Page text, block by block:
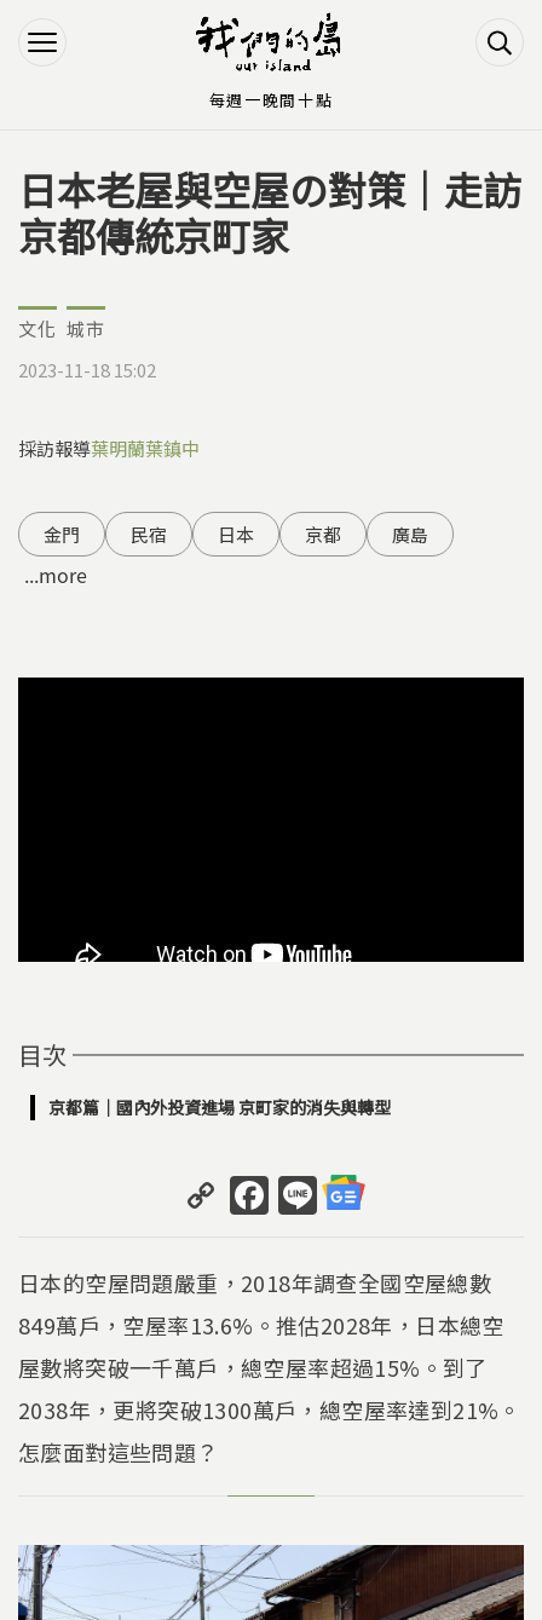
Jump to Navigation
Jump to Main content
您在這裡
日本老屋與空屋の對策｜走訪
京都傳統京町家
文化 城市
2023-11-18 15:02
採訪報導葉明蘭葉鎮中
金門 民宿 日本 京都 廣島
...more
目次
京都篇｜國內外投資進場 京町家的消失與轉型
C
o
p
y
Li
n
k
F
a
c
e
b
o
o
Li
n
e
日本的空屋問題嚴重，2018年調查全國空屋總數
849萬戶，空屋率13.6%。推估2028年，日本總空
屋數將突破一千萬戶，總空屋率超過15%。到了
2038年，更將突破1300萬戶，總空屋率達到21%。
怎麼面對這些問題？
每週一晚間十點